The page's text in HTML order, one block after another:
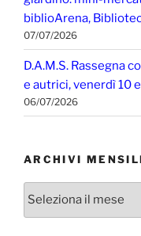
biblioArena,
07/07/2026
D.A.M.S. Rassegna
e autrici, venerdì 10
06/07/2026
ARCHIVI
Archivi